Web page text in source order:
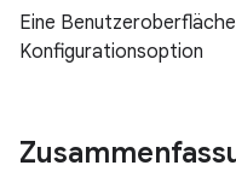
Eine
Konfigurationsoption